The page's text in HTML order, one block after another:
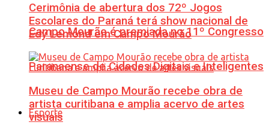
Campo Mourão é premiada no 11º Congresso
Paranaense de Cidades Digitais e Inteligentes
Esporte
Cerimônia de abertura dos 72º Jogos
Escolares do Paraná terá show nacional de
Edy Lemond em Campo Mourão
Museu de Campo Mourão recebe obra de
artista curitibana e amplia acervo de artes
visuais